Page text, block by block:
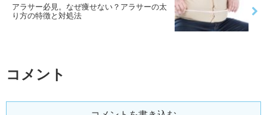
アラサー必見。なぜ痩せない？アラサーの太
り方の特徴と対処法
コメント